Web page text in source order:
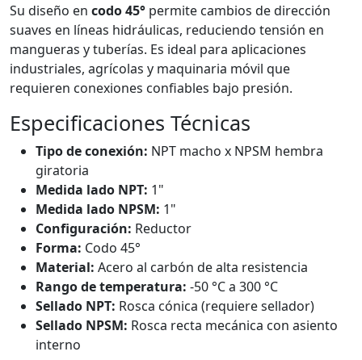
Su diseño en codo 45° permite cambios de dirección
suaves en líneas hidráulicas, reduciendo tensión en
mangueras y tuberías. Es ideal para aplicaciones
industriales, agrícolas y maquinaria móvil que
requieren conexiones confiables bajo presión.
Especificaciones Técnicas
Tipo de conexión: NPT macho x NPSM hembra
giratoria
Medida lado NPT: 1"
Medida lado NPSM: 1"
Configuración: Reductor
Forma: Codo 45°
Material: Acero al carbón de alta resistencia
Rango de temperatura: -50 °C a 300 °C
Sellado NPT: Rosca cónica (requiere sellador)
Sellado NPSM: Rosca recta mecánica con asiento
interno